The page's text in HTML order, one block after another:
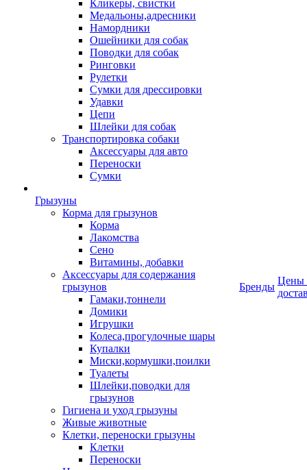
Кликеры, свистки
Медальоны,адресники
Намордники
Ошейники для собак
Поводки для собак
Ринговки
Рулетки
Сумки для дрессировки
Удавки
Цепи
Шлейки для собак
Транспортировка собаки
Аксессуары для авто
Переноски
Сумки
Грызуны
Корма для грызунов
Корма
Лакомства
Сено
Витамины, добавки
Аксессуары для содержания
грызунов
Гамаки,тоннели
Домики
Игрушки
Колеса,прогулочные шары
Купалки
Миски,кормушки,поилки
Туалеты
Шлейки,поводки для
грызунов
Гигиена и уход грызуны
Живые животные
Клетки, переноски грызуны
Клетки
Переноски
Бренды
Цены